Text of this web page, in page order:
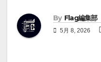
By Flag編集部
5月 8, 2026